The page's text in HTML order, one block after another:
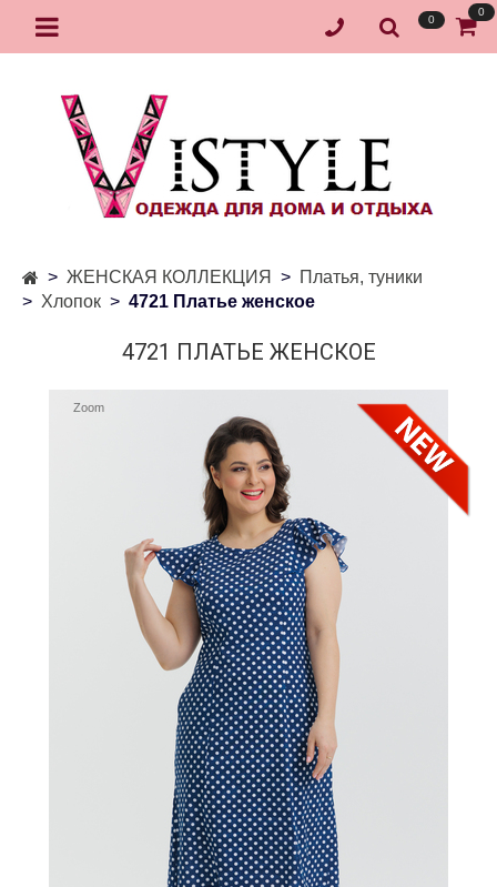
0
0
ЖЕНСКАЯ КОЛЛЕКЦИЯ
Платья, туники
Хлопок
4721 Платье женское
4721 ПЛАТЬЕ ЖЕНСКОЕ
Zoom